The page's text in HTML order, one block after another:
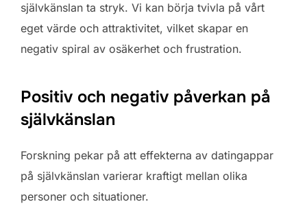
självkänslan ta stryk. Vi kan börja tvivla på vårt
eget värde och attraktivitet, vilket skapar en
negativ spiral av osäkerhet och frustration.
Positiv och negativ påverkan på
självkänslan
Forskning pekar på att effekterna av datingappar
på självkänslan varierar kraftigt mellan olika
personer och situationer.